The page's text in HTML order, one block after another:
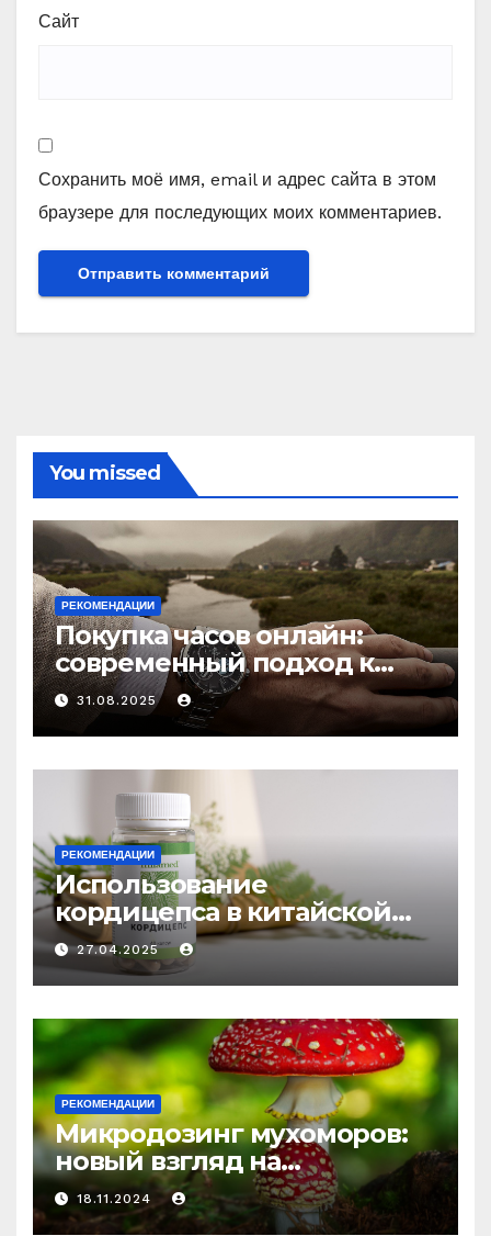
Сайт
Сохранить моё имя, email и адрес сайта в этом
браузере для последующих моих комментариев.
You missed
РЕКОМЕНДАЦИИ
Покупка часов онлайн:
современный подход к
выбору аксессуаров
31.08.2025
РЕКОМЕНДАЦИИ
Использование
кордицепса в китайской
медицине: природное
средство против усталости
и истощения
27.04.2025
РЕКОМЕНДАЦИИ
Микродозинг мухоморов:
новый взгляд на
психоделику
18.11.2024